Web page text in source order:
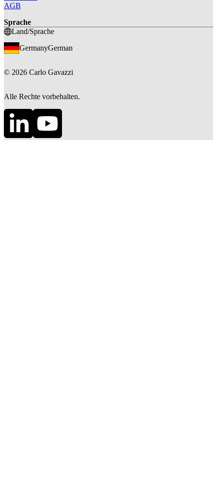
AGB
Sprache
Land/Sprache
GermanyGerman
© 2026 Carlo Gavazzi
Alle Rechte vorbehalten.